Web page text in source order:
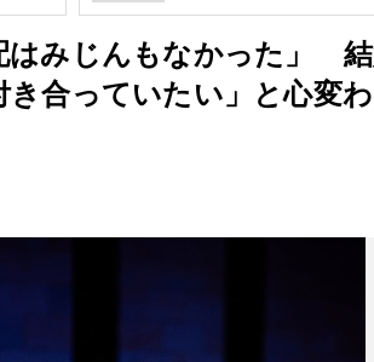
はみじんもなかった」
き合っていたい」と心変